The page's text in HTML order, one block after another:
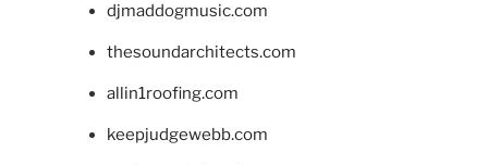
djmaddogmusic.com
thesoundarchitects.com
allin1roofing.com
keepjudgewebb.com